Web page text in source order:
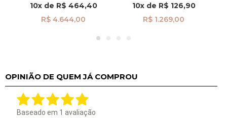
10xde R$ 464,40
R$ 4.644,00
10xde R$ 126,90
R$ 1.269,00
OPINIÃO DE QUEM JÁ COMPROU
Baseado em 1 avaliação